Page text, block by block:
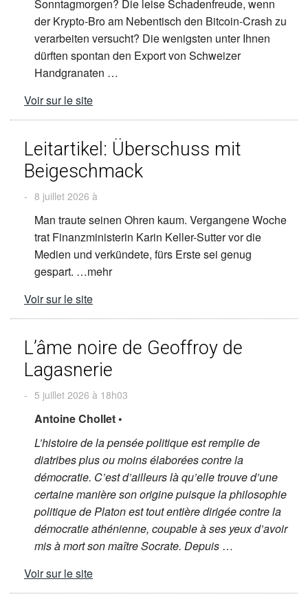
Sonntagmorgen? Die leise Schadenfreude, wenn
der Krypto-Bro am Nebentisch den Bitcoin-Crash zu
verarbeiten versucht? Die wenigsten unter Ihnen
dürften spontan den Export von Schweizer
Handgranaten …
Voir sur le site
Leitartikel: Überschuss mit
Beigeschmack
- 8 juillet 2026 à
Man traute seinen Ohren kaum. Vergangene Woche
trat Finanzministerin Karin Keller-Sutter vor die
Medien und verkündete, fürs Erste sei genug
gespart. …mehr
Voir sur le site
L’âme noire de Geoffroy de
Lagasnerie
- 5 juillet 2026 à 18h03
Antoine Chollet •
L’histoire de la pensée politique est remplie de
diatribes plus ou moins élaborées contre la
démocratie. C’est d’ailleurs là qu’elle trouve d’une
certaine manière son origine puisque la philosophie
politique de Platon est tout entière dirigée contre la
démocratie athénienne, coupable à ses yeux d’avoir
mis à mort son maître Socrate. Depuis …
Voir sur le site